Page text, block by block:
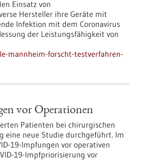
Einsatz von
Hersteller ihre Geräte mit
Infektion mit dem Coronavirus
der Leistungsfähigkeit von
mannheim-forscht-testverfahren-
vor Operationen
Patienten bei chirurgischen
eine neue Studie durchgeführt. Im
19-Impfungen vor operativen
19-Impfpriorisierung vor